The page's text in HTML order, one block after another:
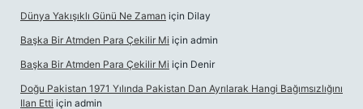
Dünya Yakışıklı Günü Ne Zaman için Dilay
Başka Bir Atmden Para Çekilir Mi için admin
Başka Bir Atmden Para Çekilir Mi için Denir
Doğu Pakistan 1971 Yılında Pakistan Dan Ayrılarak Hangi Bağımsızlığını
Ilan Etti için admin